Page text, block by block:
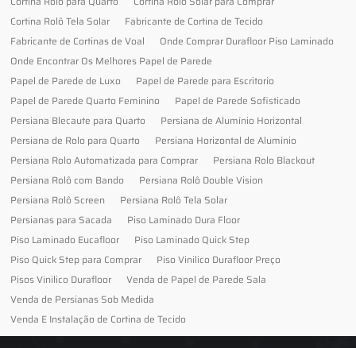
Cortina Rolô Tela Solar
Fabricante de Cortina de Tecido
Fabricante de Cortinas de Voal
Onde Comprar Durafloor Piso Laminado
Onde Encontrar Os Melhores Papel de Parede
Papel de Parede de Luxo
Papel de Parede para Escritorio
Papel de Parede Quarto Feminino
Papel de Parede Sofisticado
Persiana Blecaute para Quarto
Persiana de Alumínio Horizontal
Persiana de Rolo para Quarto
Persiana Horizontal de Alumínio
Persiana Rolo Automatizada para Comprar
Persiana Rolo Blackout
Persiana Rolô com Bando
Persiana Rolô Double Vision
Persiana Rolô Screen
Persiana Rolô Tela Solar
Persianas para Sacada
Piso Laminado Dura Floor
Piso Laminado Eucafloor
Piso Laminado Quick Step
Piso Quick Step para Comprar
Piso Vinilico Durafloor Preço
Pisos Vinilico Durafloor
Venda de Papel de Parede Sala
Venda de Persianas Sob Medida
Venda E Instalação de Cortina de Tecido